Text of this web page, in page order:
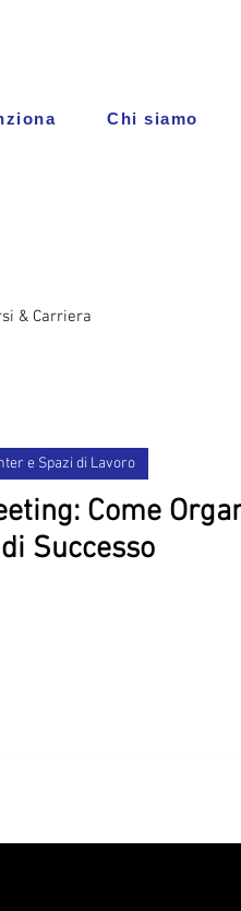
& Carriera
Come
Successo
e Spazi di Lavoro
Chi siamo